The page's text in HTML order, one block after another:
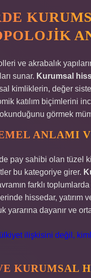
ve akrabalık
sunar. Kurumsal
kimliklerin, değer
katılım biçimlerini
görmek
ANLAMI
pay sahibi olan tüzel
bu kategoriye girer.
farklı toplumlarda
hissedar, yatırım
yararına dayanır ve
ilişkisini değil,
KURUMSAL